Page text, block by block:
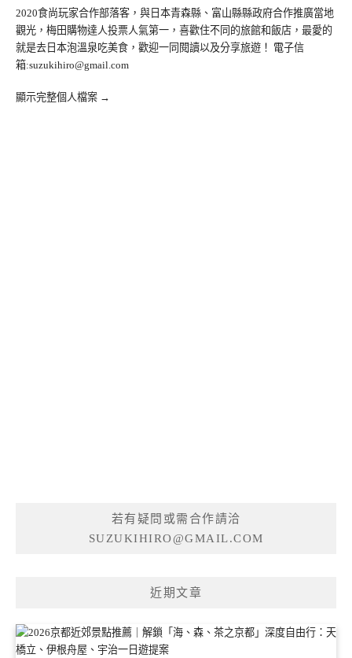
2020食尚玩家合作部落客，與日本青森縣、富山縣縣政府合作推廣當地
觀光，梅田購物達人投票人氣第一，喜歡住不同的旅館和飯店，最愛的
就是去日本泡溫泉吃美食，歡迎一同閱讀以及分享旅遊！ 電子信
箱:suzukihiro@gmail.com
顯示完整個人檔案 →
若有疑問或需合作請洽
SUZUKIHIRO@GMAIL.COM
近期文章